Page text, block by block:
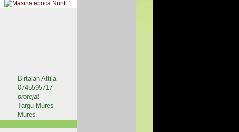
Birtalan Attila
0745595717
protejat
Targu Mures
Mures